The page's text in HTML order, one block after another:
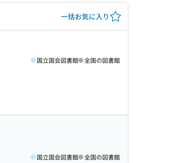
一括お気に入り
国立国会図書館 全国の図書館
国立国会図書館 全国の図書館